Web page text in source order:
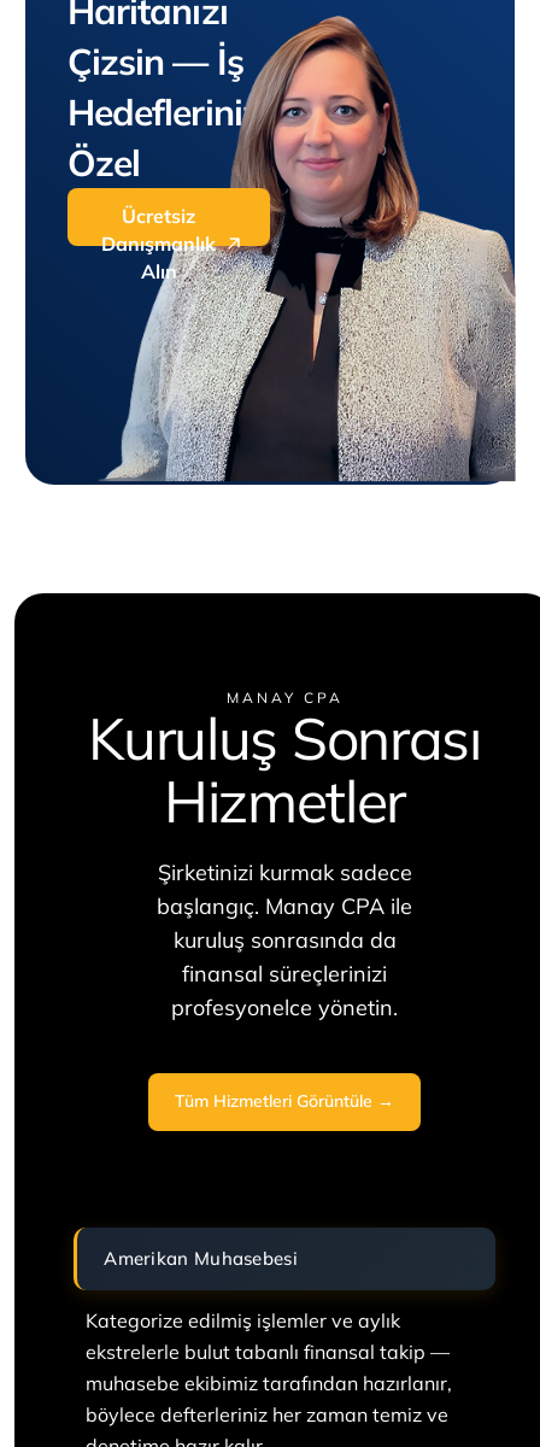
Haritanızı
Çizsin — İş
Hedeflerinize
Özel
Ücretsiz
Danışmanlık
Alın
MANAY CPA
Kuruluş Sonrası
Hizmetler
Şirketinizi kurmak sadece
başlangıç. Manay CPA ile
kuruluş sonrasında da
finansal süreçlerinizi
profesyonelce yönetin.
Tüm Hizmetleri Görüntüle →
Amerikan Muhasebesi
Kategorize edilmiş işlemler ve aylık
ekstrelerle bulut tabanlı finansal takip —
muhasebe ekibimiz tarafından hazırlanır,
böylece defterleriniz her zaman temiz ve